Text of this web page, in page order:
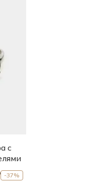
с
-37%